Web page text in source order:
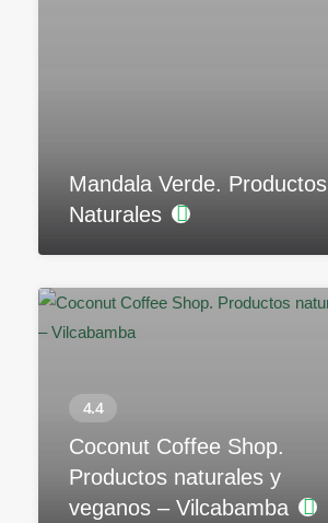
Mandala Verde. Productos
Naturales
Coconut Coffee Shop.
Productos naturales y
veganos – Vilcabamba